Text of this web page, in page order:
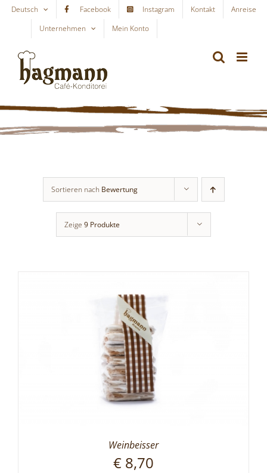
Skip
content
Deutsch Facebook Instagram Kontakt
Anreise
Unternehmen
Mein Konto
Sortieren nach Bewertung
Zeige 9 Produkte
Weinbeisser
€ 8,70